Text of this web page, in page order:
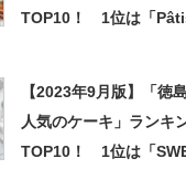
TOP10！ 1位は「
【2023年9月版】「徳
人気のケーキ」ランキ
TOP10！ 1位は「